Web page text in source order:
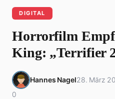
DIGITAL
Horrorfilm
King: „Terrifier
Hannes Nagel28. März
0